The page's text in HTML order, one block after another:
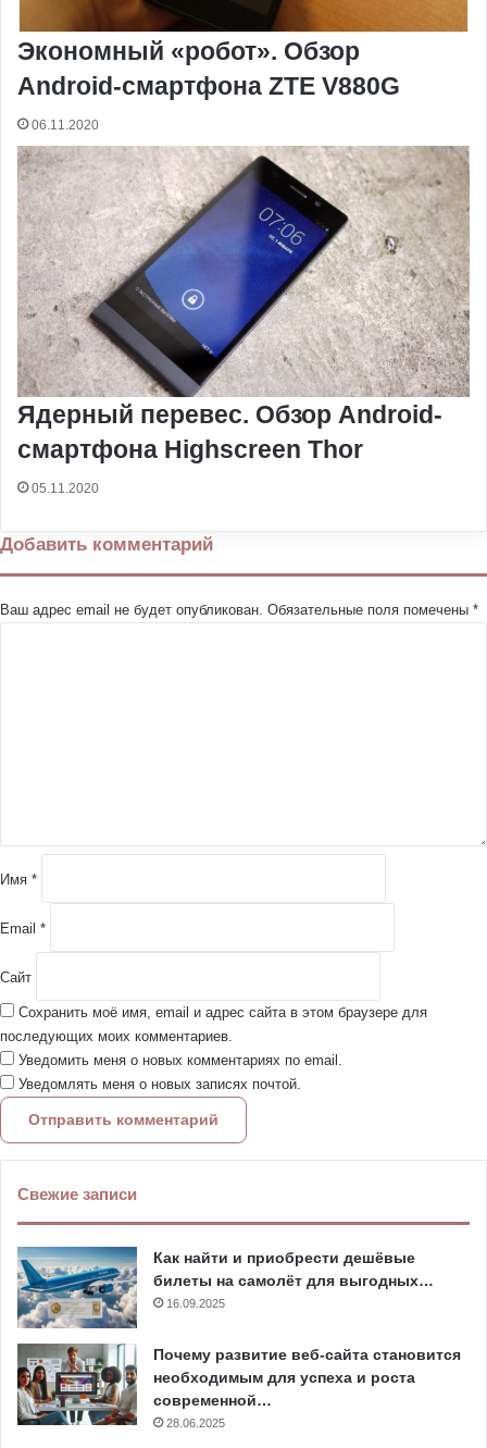
Экономный «робот». Обзор
Android-смартфона ZTE V880G
06.11.2020
Ядерный перевес. Обзор Android-
смартфона Highscreen Thor
05.11.2020
Добавить комментарий
Ваш адрес email не будет опубликован. Обязательные поля помечены *
и
йИмя *
Email *
Сайт
Сохранить моё имя, email и адрес сайта в этом браузере для
последующих моих комментариев.
Уведомить меня о новых комментариях по email.
Уведомлять меня о новых записях почтой.
Свежие записи
Как найти и приобрести дешёвые
билеты на самолёт для выгодных…
16.09.2025
Почему развитие веб-сайта становится
необходимым для успеха и роста
современной…
28.06.2025